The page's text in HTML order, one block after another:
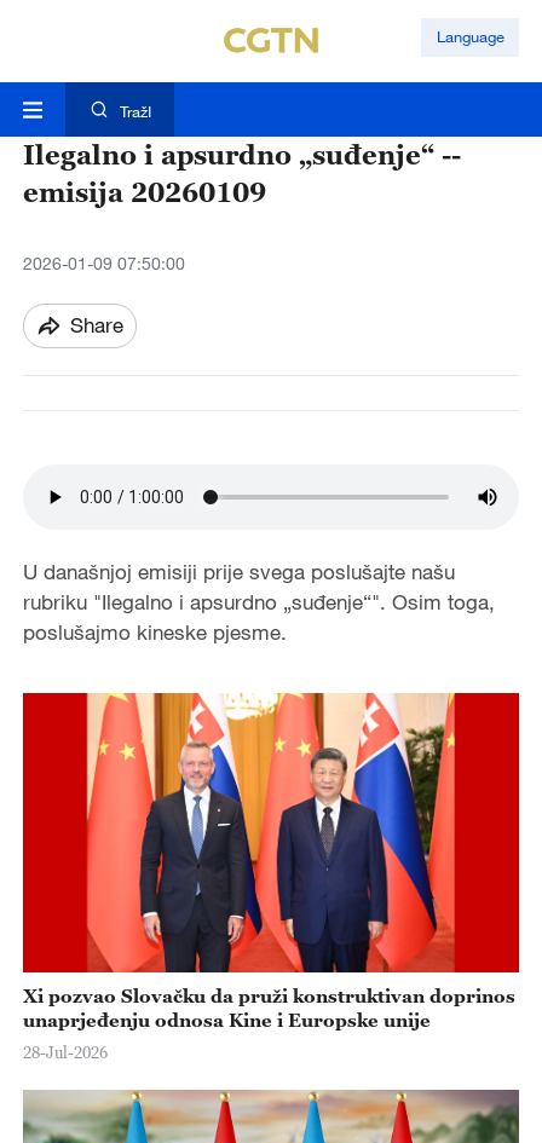
Language
TražI
Ilegalno i apsurdno „suđenje“ --
emisija 20260109
2026-01-09 07:50:00
Share
U današnjoj emisiji prije svega poslušajte našu
rubriku "Ilegalno i apsurdno „suđenje“". Osim toga,
poslušajmo kineske pjesme.
Xi pozvao Slovačku da pruži konstruktivan doprinos
unaprjeđenju odnosa Kine i Europske unije
28-Jul-2026